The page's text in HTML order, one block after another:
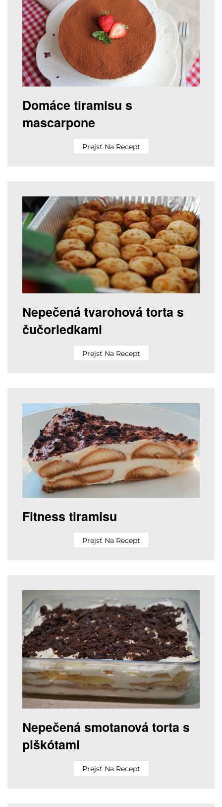
Domáce tiramisu s
mascarpone
Prejsť Na Recept
Nepečená tvarohová torta s
čučoriedkami
Prejsť Na Recept
Fitness tiramisu
Prejsť Na Recept
Nepečená smotanová torta s
piškótami
Prejsť Na Recept